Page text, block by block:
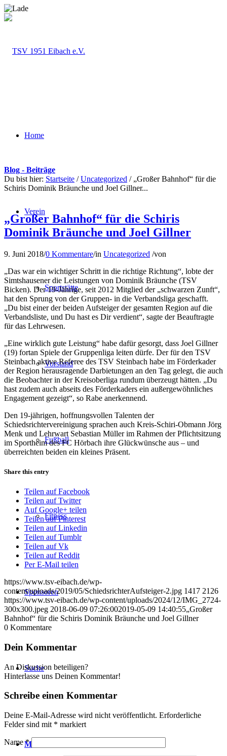
Home
Verein
Sportstätte
Vorstand
Fußball
Fitness
Sponsoren
Suche
Menü
Blog - Beiträge
Du bist hier: Startseite / Uncategorized / „Großer Bahnhof“ für die
Schiris Dominik Bräunche und Joel Gillner...
„Großer Bahnhof“ für die Schiris
Dominik Bräunche und Joel Gillner
9. Juni 2018/0 Kommentare/in Uncategorized /von
„Das war ein wichtiger Schritt in die richtige Richtung“, lobte der
Simtshausener die Leistungen von Dominik Bräunche (TSV
Bicken). Der 19-Jährige, seit 2012 Mitglied der „schwarzen Zunft“,
hat den Sprung von der Gruppen- in die Verbandsliga geschafft.
„Du bist einer der beiden Aufsteiger der gesamten Region auf die
Verbandsliste, und Du hast es Dir verdient“, sagte der Beauftragte
für das Lehrwesen.
„Eine wirklich gute Leistung“ habe dafür gesorgt, dass Joel Gillner
(19) fortan Spiele der Gruppenliga leiten dürfe. Der für den TSV
Steinbach aktive Referee des TSV Steinbach habe im Förderkader
der Region herausragende Darbietungen an den Tag gelegt, die auch
die Beobachter in der Kreisoberliga rundum überzeugt hätten. „Du
hast zudem auch abseits des Förderkaders ein außergewöhnliches
Engagement gezeigt“, so Rabe anerkennend.
Den 19-jährigen, hoffnungsvollen Talenten der
Schiedsrichtervereinigung sprachen auch Kreis-Schiri-Obmann Jörg
Menk und Lehrwart Sebastian Müller im Rahmen der Pflichtsitzung
im Sportheim des FC Hörbach ihre Glückwünsche aus – und
überreichten beiden ein kleines Präsent.
Share this entry
Teilen auf Facebook
Teilen auf Twitter
Auf Google+ teilen
Teilen auf Pinterest
Teilen auf Linkedin
Teilen auf Tumblr
Teilen auf Vk
Teilen auf Reddit
Per E-Mail teilen
https://www.tsv-eibach.de/wp-
content/uploads/2019/05/SchiedsrichterAufsteiger-2.jpg 1417 2126
https://www.tsv-eibach.de/wp-content/uploads/2024/12/IMG_2724-
300x300.jpeg 2018-06-09 07:26:002019-05-09 14:40:55„Großer
Bahnhof“ für die Schiris Dominik Bräunche und Joel Gillner
0 Kommentare
Dein Kommentar
An Diskussion beteiligen?
Hinterlasse uns Deinen Kommentar!
Schreibe einen Kommentar
Deine E-Mail-Adresse wird nicht veröffentlicht. Erforderliche
Felder sind mit * markiert
Name*